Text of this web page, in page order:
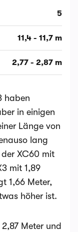
5
11,4 - 11,7 m
2,77 - 2,87 m
haben
in einigen
Länge von
lang
der XC60 mit
mit 1,89
1,66 Meter,
höher ist.
Meter und